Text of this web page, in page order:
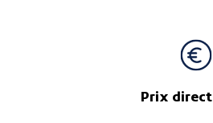
Prix